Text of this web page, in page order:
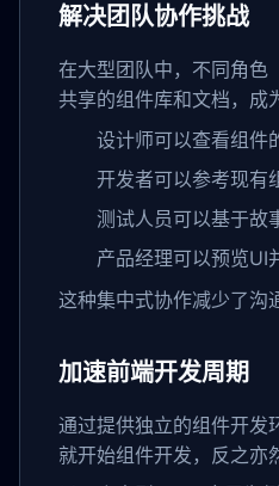
解决团队协作挑战
在大型团队中，不同角
共享的组件库和文档，成
设计师可以查看组件
开发者可以参考现有
测试人员可以基于故
产品经理可以预览UI
这种集中式协作减少了沟
加速前端开发周期
通过提供独立的组件开
就开始组件开发，反之亦